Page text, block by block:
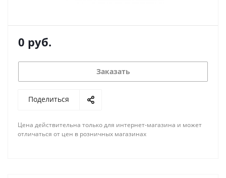
0 руб.
Заказать
Поделиться
Цена действительна только для интернет-магазина и может
отличаться от цен в розничных магазинах